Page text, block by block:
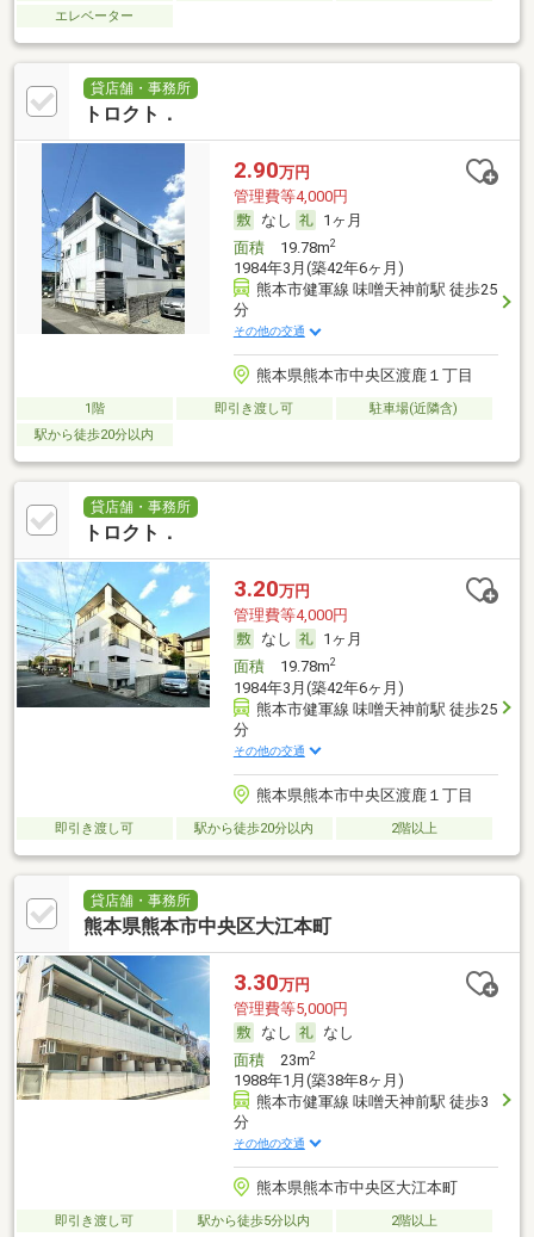
エレベーター
貸店舗・事務所
トロクト．
2.90万円
管理費等4,000円
なし
1ヶ月
面積19.78m2
1984年3月(築42年6ヶ月)
熊本市健軍線 味噌天神前駅 徒歩25
分
その他の交通
熊本県熊本市中央区渡鹿１丁目
1階 即引き渡し可
駐車場(近隣含)
駅から徒歩20分以内
貸店舗・事務所
トロクト．
3.20万円
管理費等4,000円
なし
1ヶ月
面積19.78m2
1984年3月(築42年6ヶ月)
熊本市健軍線 味噌天神前駅 徒歩25
分
その他の交通
熊本県熊本市中央区渡鹿１丁目
即引き渡し可 駅から徒歩20分以内 2階以上
貸店舗・事務所
熊本県熊本市中央区大江本町
3.30万円
管理費等5,000円
なし
なし
面積23m2
1988年1月(築38年8ヶ月)
熊本市健軍線 味噌天神前駅 徒歩3
分
その他の交通
熊本県熊本市中央区大江本町
即引き渡し可 駅から徒歩5分以内 2階以上